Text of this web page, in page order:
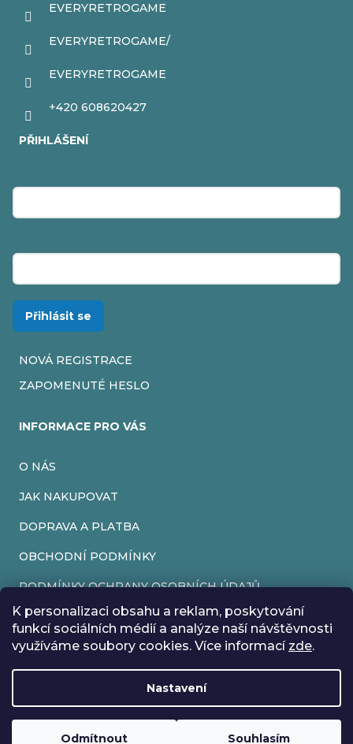
K personalizaci obsahu a reklam, poskytování
funkcí sociálních médií a analýze naší návštěvnosti
využíváme soubory cookies. Více informací zde.
Nastavení
Odmítnout Souhlasím
Rádi bychom vás informovali, že od 17. 7. do 24. 7. včetně
máme z důvodu dovolené zavřeno. Všechny objednávky
budou vyřízeny co nejdříve od 27. 7. :) Přejeme vám krásné
EVERYRETROGAME
EVERYRETROGAME/
EVERYRETROGAME
+420 608620427
PŘIHLÁŠENÍ
Přihlásit se
NOVÁ REGISTRACE
ZAPOMENUTÉ HESLO
INFORMACE PRO VÁS
O NÁS
JAK NAKUPOVAT
DOPRAVA A PLATBA
OBCHODNÍ PODMÍNKY
PODMÍNKY OCHRANY OSOBNÍCH ÚDAJŮ
VRÁCENÍ ZBOŽÍ
REKLAMACE
Vytvořil Shoptet
Copyright 2026EveryRetroGame. Všechna práva vyhrazena.
Upravit nastavení cookies
Loading